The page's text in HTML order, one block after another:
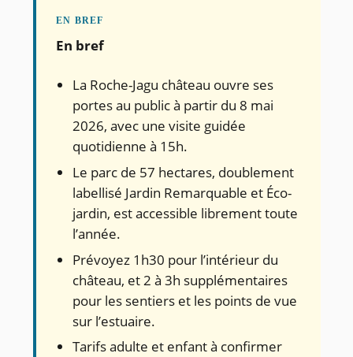
En bref
La Roche-Jagu château ouvre ses
portes au public à partir du 8 mai
2026, avec une visite guidée
quotidienne à 15h.
Le parc de 57 hectares, doublement
labellisé Jardin Remarquable et Éco-
jardin, est accessible librement toute
l’année.
Prévoyez 1h30 pour l’intérieur du
château, et 2 à 3h supplémentaires
pour les sentiers et les points de vue
sur l’estuaire.
Tarifs adulte et enfant à confirmer